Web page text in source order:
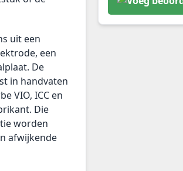
uit een
een
De
in handvaten
VIO, ICC en
Die
worden
afwijkende